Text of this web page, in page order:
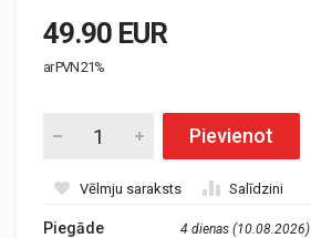
49.90 EUR
ar PVN 21%
Pievienot
Vēlmju saraksts Salīdzini
Piegāde 4 dienas (10.08.2026)